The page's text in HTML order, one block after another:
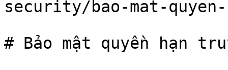
security/bao-mat-
# Bảo mật quyền hạn